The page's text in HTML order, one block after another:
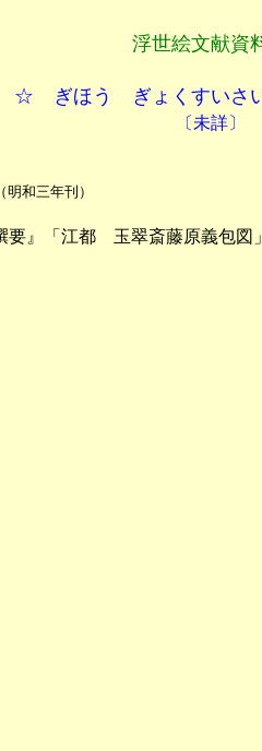
浮世絵文献資
☆ ぎほう ぎょくすいさ
〔未詳〕
（明和三年刊）